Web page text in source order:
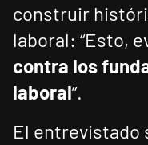
construir
laboral: “Esto,
contra los
laboral”.
El entrevistado